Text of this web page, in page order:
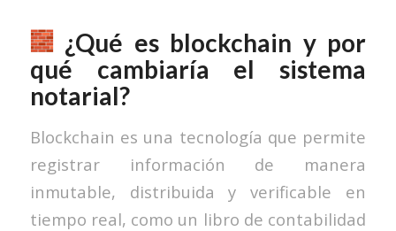
¿Qué es blockchain y por
qué cambiaría el sistema
notarial?
Blockchain es una tecnología que permite
registrar información de manera
inmutable, distribuida y verificable en
tiempo real, como un libro de contabilidad